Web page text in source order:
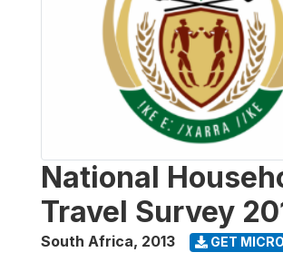
National
Travel Survey
South Africa, 2013 GET